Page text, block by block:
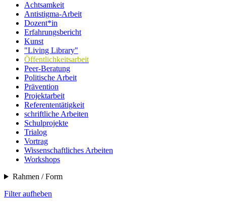
Achtsamkeit
Antistigma-Arbeit
Dozent*in
Erfahrungsbericht
Kunst
"Living Library"
Öffentlichkeitsarbeit
Peer-Beratung
Politische Arbeit
Prävention
Projektarbeit
Referententätigkeit
schriftliche Arbeiten
Schulprojekte
Trialog
Vortrag
Wissenschaftliches Arbeiten
Workshops
Rahmen / Form
Filter aufheben